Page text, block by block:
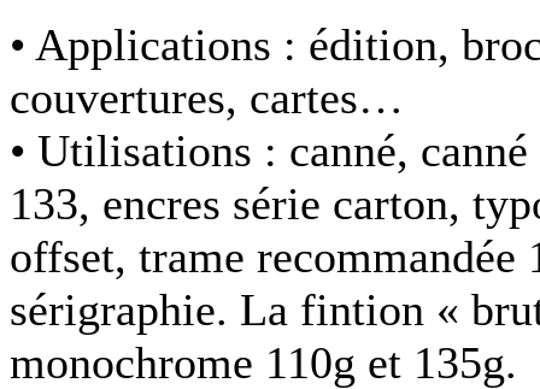
• Applications : édition,
couvertures, cartes…
• Utilisations : canné,
133, encres série carton,
offset, trame
sérigraphie. La fintion «
monochrome 110g et 135g.